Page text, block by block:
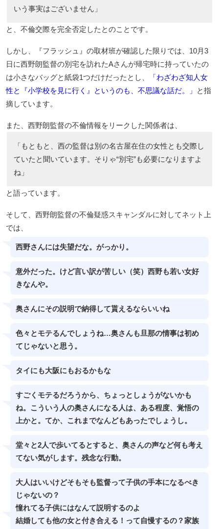
いう事実はございません」
と、不倫交際を完全否定したとのことです。
しかし、『フラッシュ』の取材班が確認した限りでは、10月3
日に西野朗監督の別宅を訪れたAさんが帰宅時に持っていたの
は小さなバッグと紙袋1つだけだったとし、
「わざわざ知人女
性と『小学校を見に行く』というのも、不思議な話だ。」
と指
摘しています。
また、西野朗監督の不倫情報をリークした関係者は、
「もともと、西の監督は別の名古屋在住の女性とも交際し
ていたと聞いています。そりゃ“別宅”も必要になりますよ
ね」
と語っています。
そして、西野朗監督の不倫疑惑スキャンダルに対してネット上
では、
西野さんには失望だな。がっかり。
意外だった。けど言い訳が苦しい（笑）西野も若い女好
きなんや。
奥さんにその説明で納得して貰えるならいいね
色々とモテるんでしょうね…奥さんも旦那の情事は初め
てじゃないと思う。
タイにも大阪にもおるかもな
すごくモテるだろうから、ちょっとしょうがないかも
ね。こういう人の奥さんになる人は、ある程度、覚悟の
上かと。てか、これまでなんどもあったでしょうし。
堂々と2人で歩いてるとすると、奥さんの声など何も考え
てない気がします。残念な行動。
大人はいいけどそもそも監督って子供の手本になるべき
じゃないの？
憧れてる子供にはなんて説明するのよ
結婚しても他の女と付き合える！って自慢するの？家族